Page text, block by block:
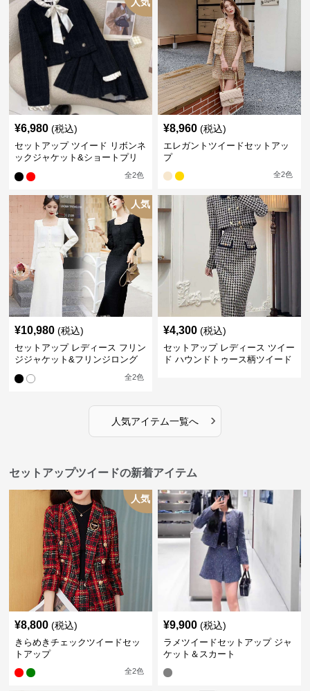
¥6,980 (税込)
セットアップ ツイード リボンネ
ックジャケット&ショートプリ
全2色
¥8,960 (税込)
エレガントツイードセットアッ
プ
全2色
人気
¥10,980 (税込)
セットアップ レディース フリン
ジジャケット&フリンジロング
スカートツイードセットアップ
全2色
¥4,300 (税込)
セットアップ レディース ツイー
ド ハウンドトゥース柄ツイード
人気アイテム一覧へ ›
セットアップツイードの新着アイテム
人気
¥8,800 (税込)
きらめきチェックツイードセッ
トアップ
全2色
¥9,900 (税込)
ラメツイードセットアップ ジャ
ケット＆スカート